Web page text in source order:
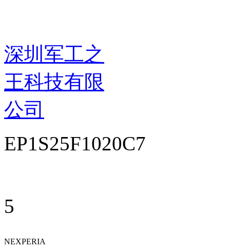
深圳军工之
王科技有限
公司
EP1S25F1020C7
5
NEXPERIA